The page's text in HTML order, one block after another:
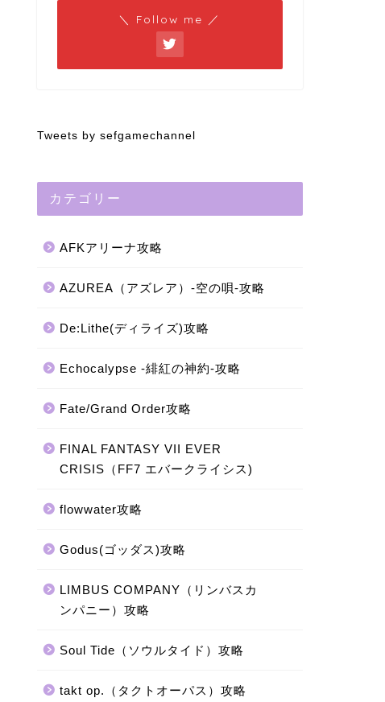
＼ Follow me ／
Tweets by sefgamechannel
カテゴリー
AFKアリーナ攻略
AZUREA（アズレア）-空の唄-攻略
De:Lithe(ディライズ)攻略
Echocalypse -緋紅の神約-攻略
Fate/Grand Order攻略
FINAL FANTASY VII EVER
CRISIS（FF7 エバークライシス)
flowwater攻略
Godus(ゴッダス)攻略
LIMBUS COMPANY（リンバスカ
ンパニー）攻略
Soul Tide（ソウルタイド）攻略
takt op.（タクトオーパス）攻略